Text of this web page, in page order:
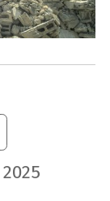
2025